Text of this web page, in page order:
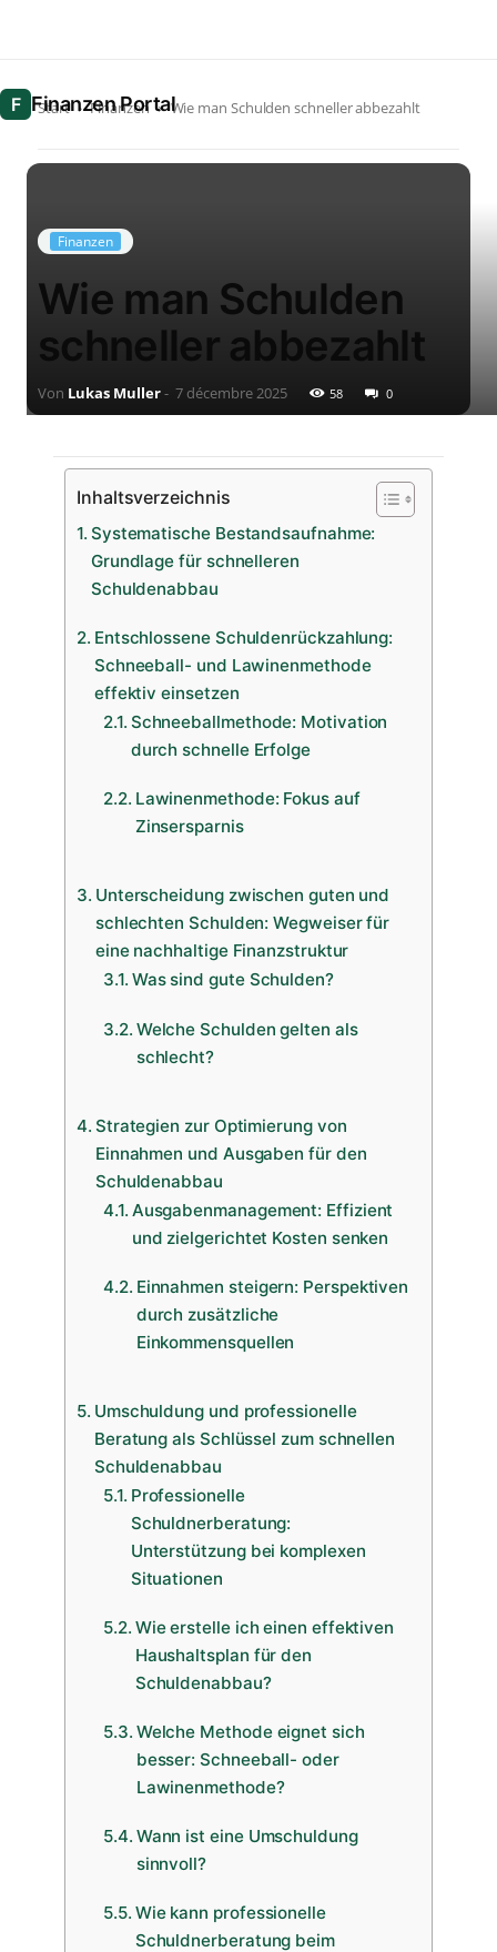
Start Finanzen Wie man Schulden schneller abbezahlt
Finanzen
Wie man Schulden
schneller abbezahlt
Von Lukas Muller- 7 décembre 2025 58 0
Inhaltsverzeichnis
Systematische Bestandsaufnahme:
Grundlage für schnelleren
Schuldenabbau
Entschlossene Schuldenrückzahlung:
Schneeball- und Lawinenmethode
effektiv einsetzen
Schneeballmethode: Motivation
durch schnelle Erfolge
Lawinenmethode: Fokus auf
Zinsersparnis
Unterscheidung zwischen guten und
schlechten Schulden: Wegweiser für
eine nachhaltige Finanzstruktur
Was sind gute Schulden?
Welche Schulden gelten als
schlecht?
Strategien zur Optimierung von
Einnahmen und Ausgaben für den
Schuldenabbau
Ausgabenmanagement: Effizient
und zielgerichtet Kosten senken
Einnahmen steigern: Perspektiven
durch zusätzliche
Einkommensquellen
Umschuldung und professionelle
Beratung als Schlüssel zum schnellen
Schuldenabbau
Professionelle
Schuldnerberatung:
Unterstützung bei komplexen
Situationen
Wie erstelle ich einen effektiven
Haushaltsplan für den
Schuldenabbau?
Welche Methode eignet sich
besser: Schneeball- oder
Lawinenmethode?
Wann ist eine Umschuldung
sinnvoll?
Wie kann professionelle
Schuldnerberatung beim